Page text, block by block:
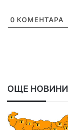
0 КОМЕНТАРА
ОЩЕ НОВИНИ